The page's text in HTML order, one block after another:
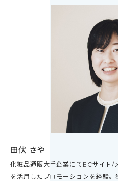
田伏 さや
化粧品通販大手企業にてECサイト/
を活用したプロモーションを経験